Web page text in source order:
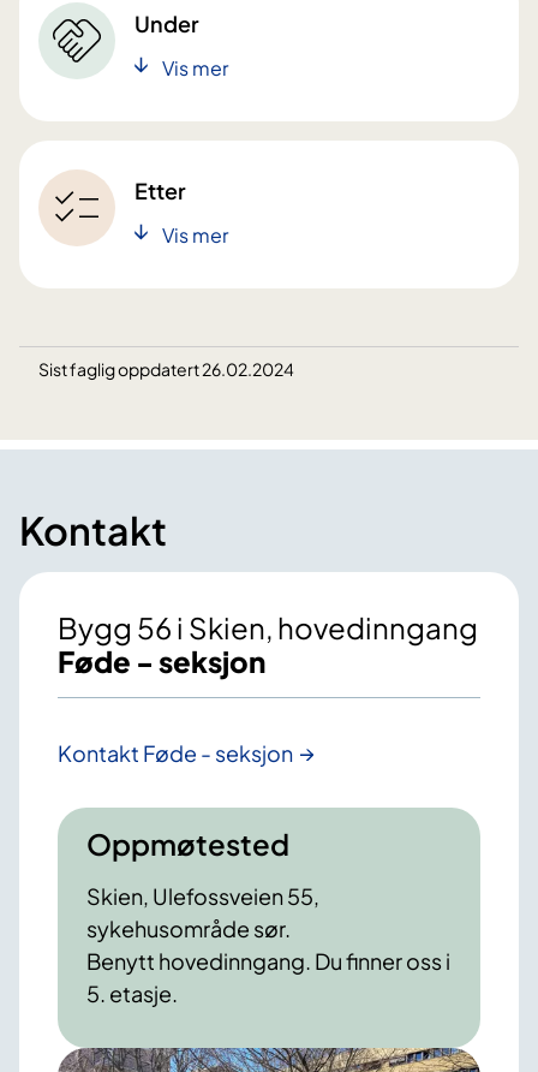
Under
Vis mer
Etter
Vis mer
Sist faglig oppdatert 26.02.2024
Kontakt
Bygg 56 i Skien, hovedinngang
Føde - seksjon
Kontakt Føde - seksjon
Oppmøtested
Skien, Ulefossveien 55,
sykehusområde sør.
Benytt hovedinngang. Du finner oss i
5. etasje.